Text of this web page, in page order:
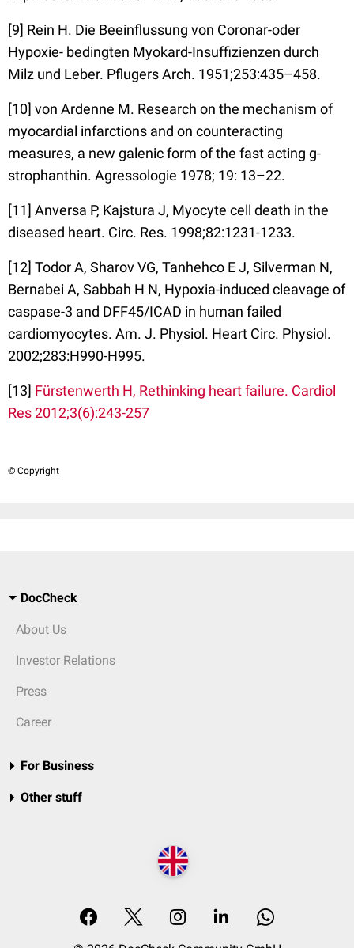
[9] Rein H. Die Beeinflussung von Coronar-oder
Hypoxie- bedingten Myokard-Insuffizienzen durch
Milz und Leber. Pflugers Arch. 1951;253:435–458.
[10] von Ardenne M. Research on the mechanism of
myocardial infarctions and on counteracting
measures, a new galenic form of the fast acting g-
strophanthin. Agressologie 1978; 19: 13–22.
[11] Anversa P, Kajstura J, Myocyte cell death in the
diseased heart. Circ. Res. 1998;82:1231-1233.
[12] Todor A, Sharov VG, Tanhehco E J, Silverman N,
Bernabei A, Sabbah H N, Hypoxia-induced cleavage of
caspase-3 and DFF45/ICAD in human failed
cardiomyocytes. Am. J. Physiol. Heart Circ. Physiol.
2002;283:H990-H995.
[13] Fürstenwerth H, Rethinking heart failure. Cardiol
Res 2012;3(6):243-257
© Copyright
DocCheck
About Us
Investor Relations
Press
Career
For Business
Other stuff